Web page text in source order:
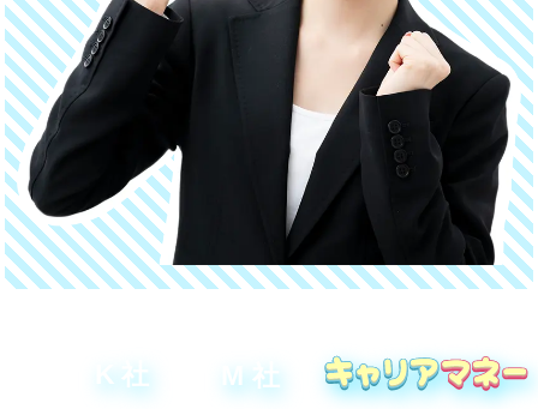
K 社 M 社